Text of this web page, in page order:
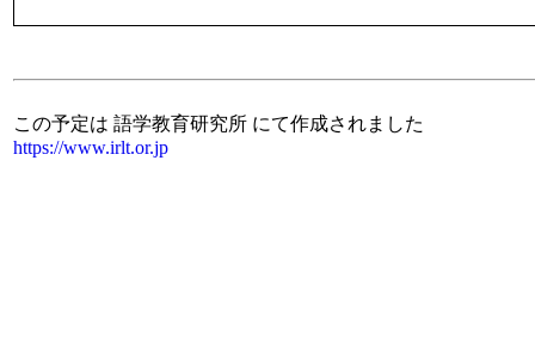
この予定は 語学教育研究所 にて作成されました
https://www.irlt.or.jp